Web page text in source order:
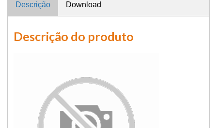
Descrição Download
Descrição do produto